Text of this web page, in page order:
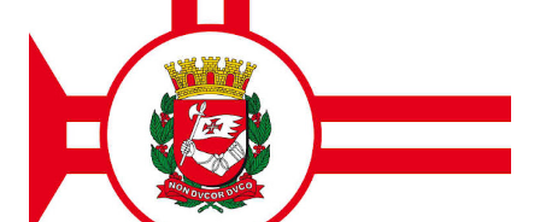
localidade uma das mais cobiçadas da cidade e um dos
bairros mais caros do país. No último dia 26 de julho, o
Leblon completou 100 anos de histórias. Francisca Ornellas
Teles e Charles Le Blond Charles Le Blond, 1804-1880,
chegou ao Rio de Janeiro em 1830, proveniente de
Marselha fundando a empresa ‘Navegação Aliança’ com a